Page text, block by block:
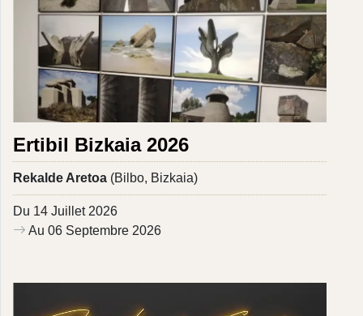
Ertibil Bizkaia 2026
Rekalde Aretoa (Bilbo, Bizkaia)
Du 14 Juillet 2026
Au 06 Septembre 2026